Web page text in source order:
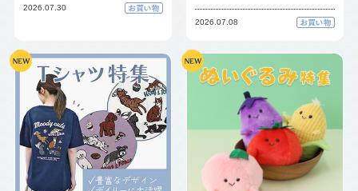
2026.07.30
2026.07.08